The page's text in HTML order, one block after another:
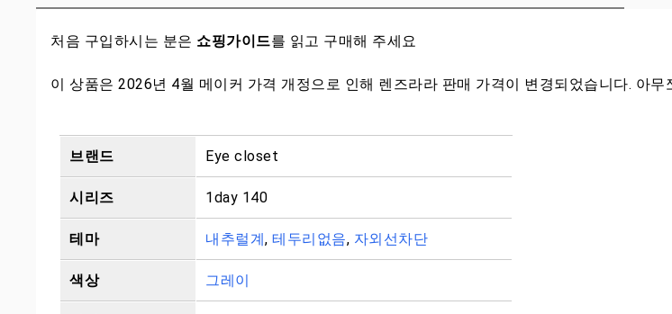
처음 구입하시는 분은 쇼핑가이드를 읽고 구매해 주세요
이 상품은 2026년 4월 메이커 가격 개정으로 인해 렌즈라라 판매 가격이 변경되었습니다. 아
브랜드 Eye closet
시리즈 1day 140
테마 내추럴계, 테두리없음, 자외선차단
색상 그레이